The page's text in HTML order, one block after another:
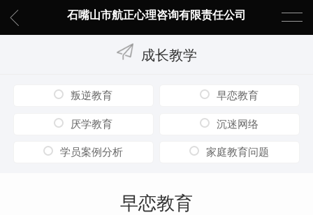
石嘴山市航正心理咨询有限责任公司
成长教学
叛逆教育 早恋教育
厌学教育 沉迷网络
学员案例分析 家庭教育问题
早恋教育